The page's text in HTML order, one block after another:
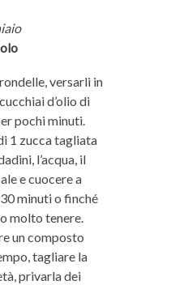
versarli in
d’olio di
pochi minuti.
1 zucca tagliata
l’acqua, il
e cuocere a
minuti o finché
molto tenere.
un composto
tagliare la
privarla dei